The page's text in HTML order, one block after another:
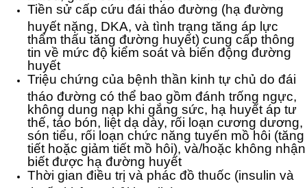
Tiền sử cấp cứu đái tháo đường (hạ đường
huyết nặng, DKA, và tình trạng tăng áp lực
thẩm thấu tăng đường huyết) cung cấp thông
tin về mức độ kiểm soát và biến động đường
huyết
Triệu chứng của bệnh thần kinh tự chủ do đái
tháo đường có thể bao gồm đánh trống ngực,
không dung nạp khi gắng sức, hạ huyết áp tư
thế, táo bón, liệt dạ dày, rối loạn cương dương,
són tiểu, rối loạn chức năng tuyến mồ hôi (tăng
tiết hoặc giảm tiết mồ hôi), và/hoặc không nhận
biết được hạ đường huyết
Thời gian điều trị và phác đồ thuốc (insulin và